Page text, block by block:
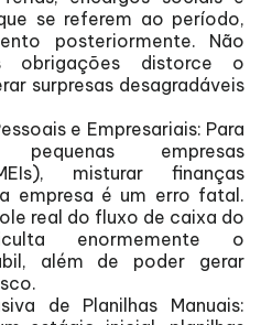
se referem ao período,
posteriormente. Não
obrigações distorce o
surpresas desagradáveis
e Empresariais: Para
empresas
misturar finanças
empresa é um erro fatal.
real do fluxo de caixa do
enormemente o
além de poder gerar
de Planilhas Manuais: